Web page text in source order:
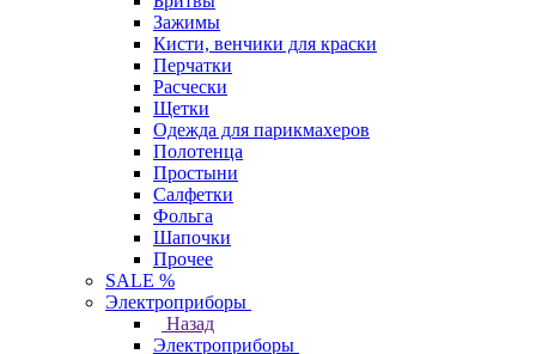
Зажимы
Кисти, венчики для краски
Перчатки
Расчески
Щетки
Одежда для парикмахеров
Полотенца
Простыни
Салфетки
Фольга
Шапочки
Прочее
SALE %
Электроприборы
Назад
Электроприборы